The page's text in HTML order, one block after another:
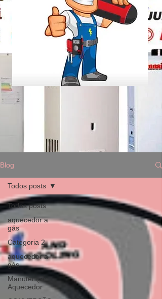
Blog
Todos posts
aquecedor a
gás
Categoria 2
aquecedor a
gás
Manutenção
Aquecedor
Todos posts